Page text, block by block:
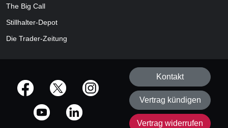
The Big Call
Stillhalter-Depot
Die Trader-Zeitung
offizielle Social Media-Accounts
Kontakt
Vertrag kündigen
Vertrag widerrufen